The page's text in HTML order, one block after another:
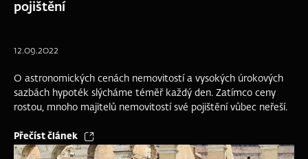
pojištění
12.09.2022
O astronomických cenách nemovitostí a vysokých úrokových
sazbách hypoték slýcháme téměř každý den. Zatímco ceny
rostou, mnoho majitelů nemovitostí své pojištění vůbec neřeší.
Přečíst článek